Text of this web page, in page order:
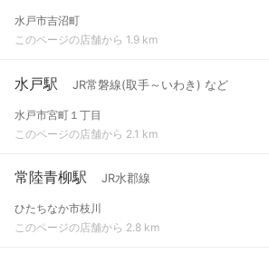
水戸市吉沼町
このページの店舗から 1.9 km
水戸駅 JR常磐線(取手～いわき) など
水戸市宮町１丁目
このページの店舗から 2.1 km
常陸青柳駅 JR水郡線
ひたちなか市枝川
このページの店舗から 2.8 km